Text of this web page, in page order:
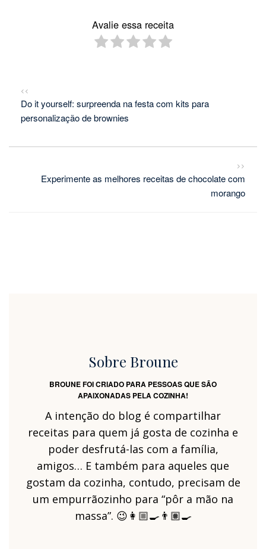
Avalie essa receita
<<
Do it yourself: surpreenda na festa com kits para
personalização de brownies
>>
Experimente as melhores receitas de chocolate com
morango
Sobre Broune
BROUNE FOI CRIADO PARA PESSOAS QUE SÃO
APAIXONADAS PELA COZINHA!
A intenção do blog é compartilhar
receitas para quem já gosta de cozinha e
poder desfrutá-las com a família,
amigos… E também para aqueles que
gostam da cozinha, contudo, precisam de
um empurrãozinho para “pôr a mão na
massa”. 😉👩🏼‍🍳👨🏽‍🍳